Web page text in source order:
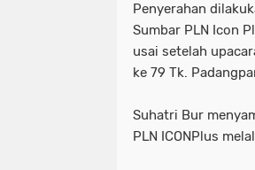
Penyerahan
Sumbar PLN Icon
usai setelah
ke 79 Tk.
Suhatri Bur
PLN ICONPlus